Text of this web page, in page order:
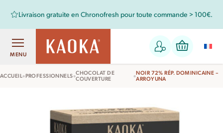
Livraison gratuite en Chronofresh pour toute commande > 100€.
MENU
ACCUEIL•PROFESSIONNELS•CHOCOLAT DE
COUVERTURE
•NOIR 72% RÉP. DOMINICAINE –
ARROYUNA